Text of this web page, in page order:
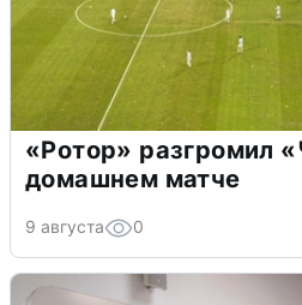
«Ротор» разгромил
домашнем матче
9 августа 0